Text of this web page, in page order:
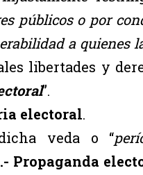
públicos o por
a quienes
libertades y
”.
electoral.
veda o “
Propaganda